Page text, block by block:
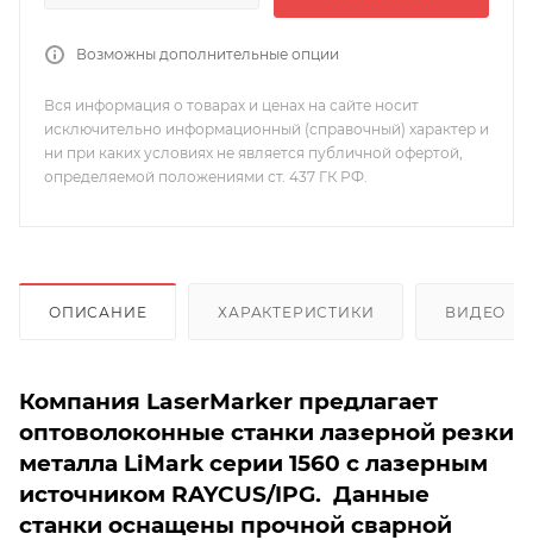
Возможны дополнительные опции
Вся информация о товарах и ценах на сайте носит
исключительно информационный (справочный) характер и
ни при каких условиях не является публичной офертой,
определяемой положениями ст. 437 ГК РФ.
ОПИСАНИЕ ХАРАКТЕРИСТИКИ ВИДЕО
Компания LaserMarker предлагает
оптоволоконные станки лазерной резки
металла LiMark серии 1560 с лазерным
источником RAYCUS/IPG. Данные
станки оснащены прочной сварной